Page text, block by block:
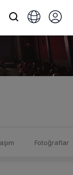
Fotoğraflar